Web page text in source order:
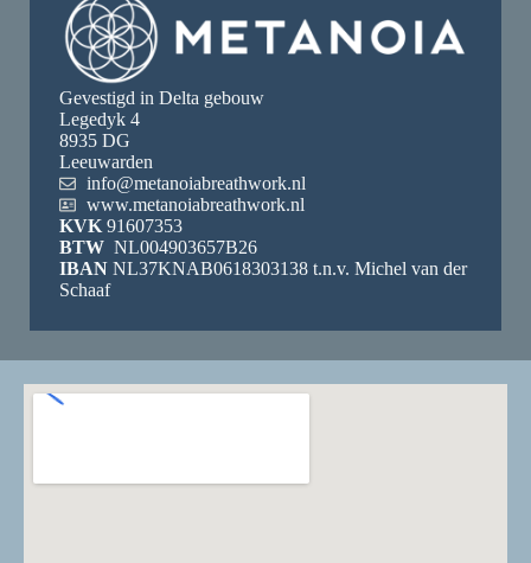
Gevestigd in Delta gebouw
Legedyk 4
8935 DG
Leeuwarden
info@metanoiabreathwork.nl
www.metanoiabreathwork.nl
KVK 91607353
BTW NL004903657B26
IBAN NL37KNAB0618303138 t.n.v. Michel van der
Schaaf